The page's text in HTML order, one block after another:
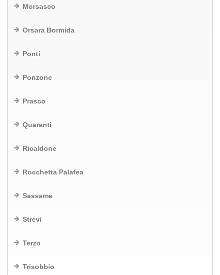
Morsasco
Orsara Bormida
Ponti
Ponzone
Prasco
Quaranti
Ricaldone
Rocchetta Palafea
Sessame
Strevi
Terzo
Trisobbio